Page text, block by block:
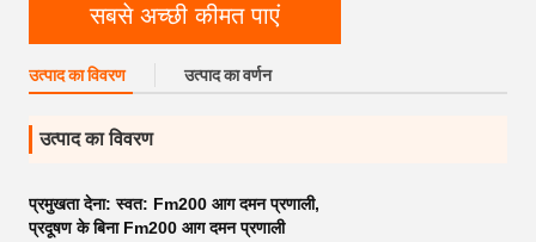
सबसे अच्छी कीमत पाएं
उत्पाद का विवरण उत्पाद का वर्णन
उत्पाद का विवरण
प्रमुखता देना:स्वत: Fm200 आग दमन प्रणाली,
प्रदूषण के बिना Fm200 आग दमन प्रणाली